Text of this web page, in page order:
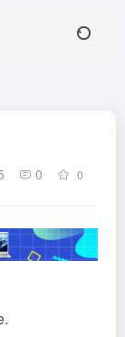
0 0